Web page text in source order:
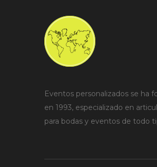
Eventos personalizados se ha
en 1993, especializado en
para bodas y eventos de todo